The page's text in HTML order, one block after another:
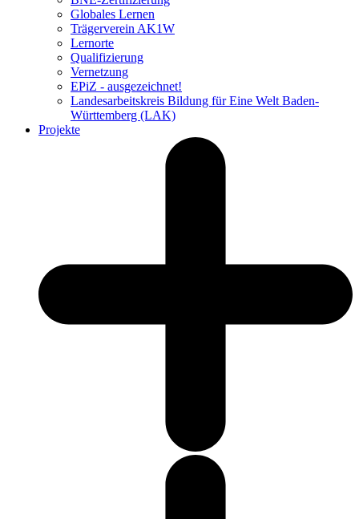
Globales Lernen
Trägerverein AK1W
Lernorte
Qualifizierung
Vernetzung
EPiZ - ausgezeichnet!
Landesarbeitskreis Bildung für Eine Welt Baden-
Württemberg (LAK)
Projekte